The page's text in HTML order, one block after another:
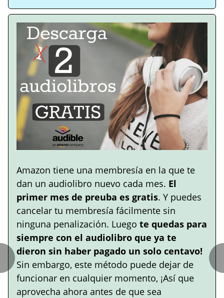
Amazon tiene una membresía en la que te
dan un audiolibro nuevo cada mes. El
primer mes de preuba es gratis. Y puedes
cancelar tu membresía fácilmente sin
ninguna penalización. Luego te quedas para
siempre con el audiolibro que ya te
dieron sin haber pagado un solo centavo!
Sin embargo, este método puede dejar de
funcionar en cualquier momento, ¡Así que
aprovecha ahora antes de que sea